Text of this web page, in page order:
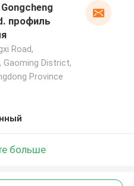
профиль
Road,
Gaoming District,
Province
больше